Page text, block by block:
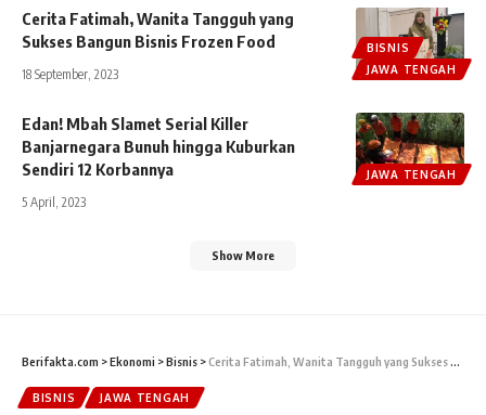
BISNIS
JAWA TENGAH
Cerita Fatimah, Wanita Tangguh yang
Sukses Bangun Bisnis Frozen Food
18 September, 2023
JAWA TENGAH
Edan! Mbah Slamet Serial Killer
Banjarnegara Bunuh hingga Kuburkan
Sendiri 12 Korbannya
5 April, 2023
Show More
Berifakta.com >Ekonomi >Bisnis >Cerita Fatimah, Wanita Tangguh yang Sukses Bangun Bisnis Frozen Food
BISNIS JAWA TENGAH